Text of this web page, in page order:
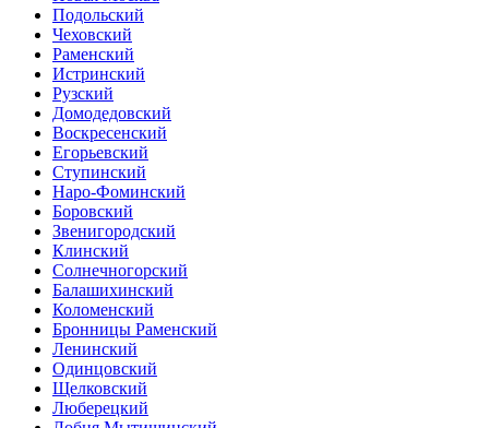
Подольский
Чеховский
Раменский
Истринский
Рузский
Домодедовский
Воскресенский
Егорьевский
Ступинский
Наро-Фоминский
Боровский
Звенигородский
Клинский
Солнечногорский
Балашихинский
Коломенский
Бронницы Раменский
Ленинский
Одинцовский
Щелковский
Люберецкий